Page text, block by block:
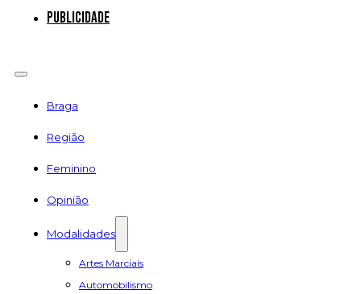
Publicidade
Braga
Região
Feminino
Opinião
Modalidades
Artes Marciais
Automobilismo